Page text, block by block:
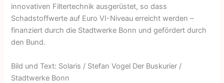
innovativen Filtertechnik ausgerüstet, so dass
Schadstoffwerte auf Euro VI-Niveau erreicht werden –
finanziert durch die Stadtwerke Bonn und gefördert durch
den Bund.
Bild und Text: Solaris / Stefan Vogel Der Buskurier /
Stadtwerke Bonn